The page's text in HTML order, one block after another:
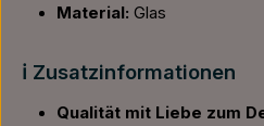
Material: Glas
ℹ️ Zusatzinformationen
Qualität mit Liebe zum